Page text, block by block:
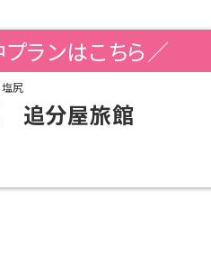
ランはこちら／
塩尻
追分屋旅館